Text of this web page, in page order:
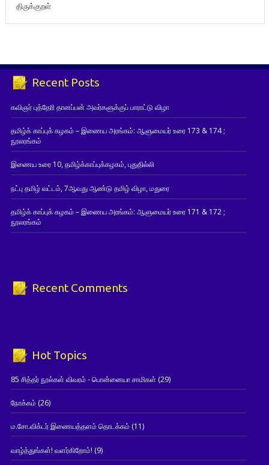
திருக்குறள்
Recent Posts
கவிஞர் புத்தேரி தானப்பன் அவர்களுக்குப் பாராட்டு விழா
தமிழ்க் காப்புக் கழகம் – இணைய அரங்கம்: ஆளுமையர் உரை 173 & 174 ;
நூலரங்கம்
இணைய உரை 10, தமிழ்க்காப்புக்கழகம், புதுதில்லி
நட்பு தமிழ் வட்டம், 7ஆவது ஆண்டு தமிழ் விழா, மதுரை
தமிழ்க் காப்புக் கழகம் – இணைய அரங்கம்: ஆளுமையர் உரை 171 & 172 ;
நூலரங்கம்
Recent Comments
Hot Topics
85 சித்தர் நூல்கள் விவரம் - பொன்னையா சாமிகள் (29)
நோக்கம் (26)
ம.சோ.விக்டர் இணையத்தளம் தொடக்கம் (11)
வாழ்த்துங்கள்! வளர்கிறோம்! (9)